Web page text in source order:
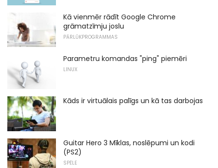
Kā vienmēr rādīt Google Chrome
grāmatzīmju joslu
PĀRLŪKPROGRAMMAS
Parametru komandas "ping" piemēri
LINUX
Kāds ir virtuālais palīgs un kā tas darbojas
Guitar Hero 3 Mīklas, noslēpumi un kodi
(PS2)
SPĒLE